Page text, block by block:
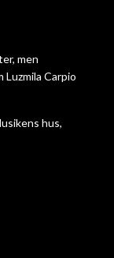
men
Carpio
hus,